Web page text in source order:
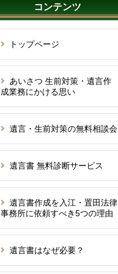
コンテンツ
トップページ
あいさつ 生前対策・遺言作
成業務にかける思い
遺言・生前対策の無料相談会
遺言書 無料診断サービス
遺言書作成を入江・置田法律
事務所に依頼すべき5つの理由
遺言書はなぜ必要？